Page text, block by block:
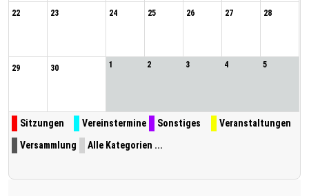
22 23 24 25 26 27 28
29 30 1 2 3 4 5
Sitzungen Vereinstermine Sonstiges
Veranstaltungen
Versammlung
Alle Kategorien ...